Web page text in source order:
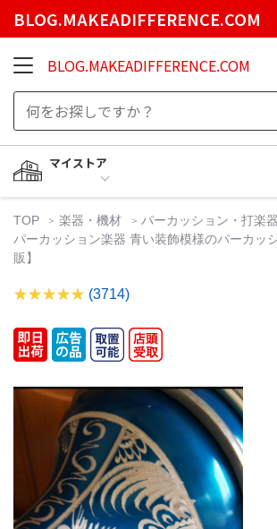
BLOG.MAKEADIFFERENCE.COM
BLOG.MAKEADIFFERENCE.COM
マイストア
TOP 楽器・機材 パーカッション・打楽器
パーカッション楽器 青い装飾模様のパーカッ
販】
(3714)